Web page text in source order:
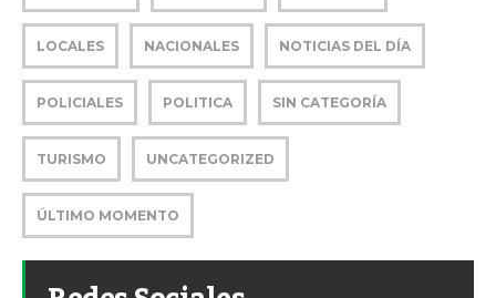
LOCALES NACIONALES NOTICIAS DEL DÍA
POLICIALES POLITICA SIN CATEGORÍA
TURISMO UNCATEGORIZED
ÚLTIMO MOMENTO